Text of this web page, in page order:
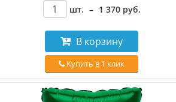
шт. – 1 370 руб.
В корзину
Купить в 1 клик